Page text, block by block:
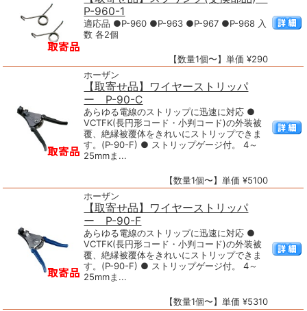
P-960-1
適応品 ●P-960 ●P-963 ●P-967 ●P-968 入
数 各2個
【数量1個〜】単価 ¥290
ホーザン
【取寄せ品】ワイヤーストリッパ
ー P-90-C
あらゆる電線のストリップに迅速に対応 ●
VCTFK(長円形コード・小判コード)の外装被
覆、絶縁被覆体をきれいにストリップできま
す。(P-90-F) ● ストリップゲージ付。 4～
25mmま...
【数量1個〜】単価 ¥5100
ホーザン
【取寄せ品】ワイヤーストリッパ
ー P-90-F
あらゆる電線のストリップに迅速に対応 ●
VCTFK(長円形コード・小判コード)の外装被
覆、絶縁被覆体をきれいにストリップできま
す。(P-90-F) ● ストリップゲージ付。 4～
25mmま...
【数量1個〜】単価 ¥5310